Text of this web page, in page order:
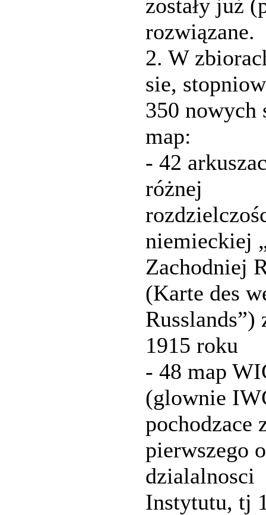
zostały już
rozwiązane.
2. W
sie,
350 nowych
map:
- 42
różnej
niemieckiej
Zachodniej
(Karte des
Russlands”)
1915 roku
- 48 map
(glownie
pochodzace
pierwszego
dzialalnosci
Instytutu, tj